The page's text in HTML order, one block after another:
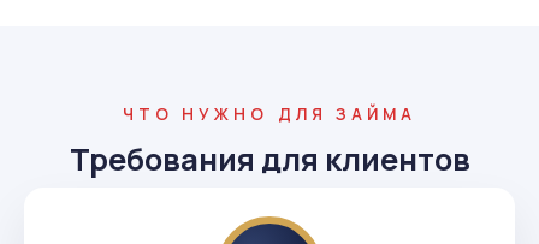
ЧТО НУЖНО ДЛЯ ЗАЙМА
Требования для клиентов